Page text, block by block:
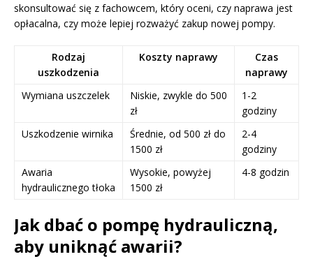
skonsultować się z fachowcem, który oceni, czy naprawa jest
opłacalna, czy może lepiej rozważyć zakup nowej pompy.
Rodzaj
uszkodzenia
Koszty naprawy
Czas
naprawy
Wymiana uszczelek
Niskie, zwykle do 500
zł
1-2
godziny
Uszkodzenie wirnika
Średnie, od 500 zł do
1500 zł
2-4
godziny
Awaria
hydraulicznego tłoka
Wysokie, powyżej
1500 zł
4-8 godzin
Jak dbać o pompę hydrauliczną,
aby uniknąć awarii?